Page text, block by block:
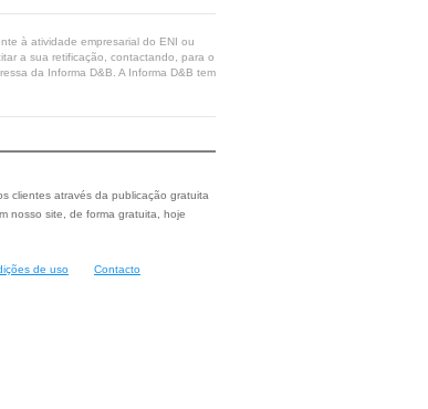
à atividade empresarial do ENI ou
a sua retificação, contactando, para o
da Informa D&B. A Informa D&B tem
clientes através da publicação gratuita
nosso site, de forma gratuita, hoje
de uso Contacto